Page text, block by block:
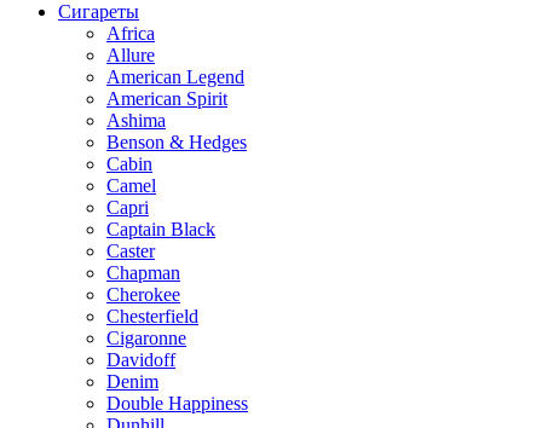
Сигареты
Africa
Allure
American Legend
American Spirit
Ashima
Benson & Hedges
Cabin
Camel
Capri
Captain Black
Caster
Chapman
Cherokee
Chesterfield
Cigaronne
Davidoff
Denim
Double Happiness